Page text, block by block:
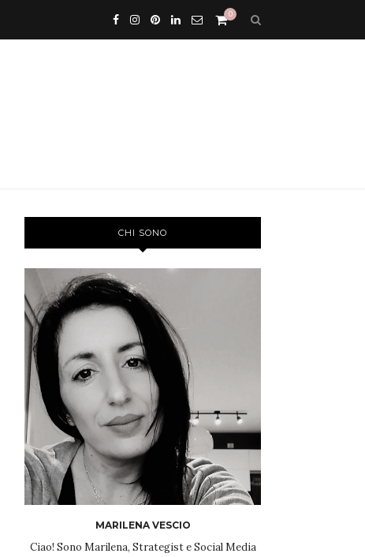
0
CHI SONO
MARILENA VESCIO
Ciao! Sono Marilena, Strategist e Social Media